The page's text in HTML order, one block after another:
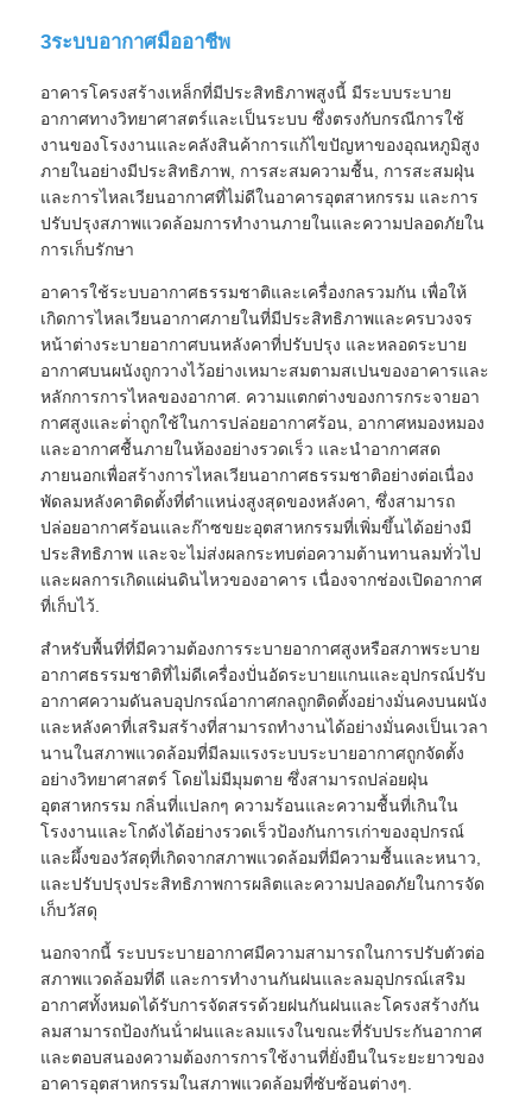
3ระบบอากาศมืออาชีพ
อาคารโครงสร้างเหล็กที่มีประสิทธิภาพสูงนี้ มีระบบระบาย
อากาศทางวิทยาศาสตร์และเป็นระบบ ซึ่งตรงกับกรณีการใช้
งานของโรงงานและคลังสินค้าการแก้ไขปัญหาของอุณหภูมิสูง
ภายในอย่างมีประสิทธิภาพ, การสะสมความชื้น, การสะสมฝุ่น
และการไหลเวียนอากาศที่ไม่ดีในอาคารอุตสาหกรรม และการ
ปรับปรุงสภาพแวดล้อมการทํางานภายในและความปลอดภัยใน
การเก็บรักษา
อาคารใช้ระบบอากาศธรรมชาติและเครื่องกลรวมกัน เพื่อให้
เกิดการไหลเวียนอากาศภายในที่มีประสิทธิภาพและครบวงจร
หน้าต่างระบายอากาศบนหลังคาที่ปรับปรุง และหลอดระบาย
อากาศบนผนังถูกวางไว้อย่างเหมาะสมตามสเปนของอาคารและ
หลักการการไหลของอากาศ. ความแตกต่างของการกระจายอา
กาศสูงและต่ําถูกใช้ในการปล่อยอากาศร้อน, อากาศหมองหมอง
และอากาศชื้นภายในห้องอย่างรวดเร็ว และนําอากาศสด
ภายนอกเพื่อสร้างการไหลเวียนอากาศธรรมชาติอย่างต่อเนื่อง
พัดลมหลังคาติดตั้งที่ตําแหน่งสูงสุดของหลังคา, ซึ่งสามารถ
ปล่อยอากาศร้อนและก๊าซขยะอุตสาหกรรมที่เพิ่มขึ้นได้อย่างมี
ประสิทธิภาพ และจะไม่ส่งผลกระทบต่อความต้านทานลมทั่วไป
และผลการเกิดแผ่นดินไหวของอาคาร เนื่องจากช่องเปิดอากาศ
ที่เก็บไว้.
สําหรับพื้นที่ที่มีความต้องการระบายอากาศสูงหรือสภาพระบาย
อากาศธรรมชาติที่ไม่ดีเครื่องปั่นอัดระบายแกนและอุปกรณ์ปรับ
อากาศความดันลบอุปกรณ์อากาศกลถูกติดตั้งอย่างมั่นคงบนผนัง
และหลังคาที่เสริมสร้างที่สามารถทํางานได้อย่างมั่นคงเป็นเวลา
นานในสภาพแวดล้อมที่มีลมแรงระบบระบายอากาศถูกจัดตั้ง
อย่างวิทยาศาสตร์ โดยไม่มีมุมตาย ซึ่งสามารถปล่อยฝุ่น
อุตสาหกรรม กลิ่นที่แปลกๆ ความร้อนและความชื้นที่เกินใน
โรงงานและโกดังได้อย่างรวดเร็วป้องกันการเก่าของอุปกรณ์
และผึ้งของวัสดุที่เกิดจากสภาพแวดล้อมที่มีความชื้นและหนาว,
และปรับปรุงประสิทธิภาพการผลิตและความปลอดภัยในการจัด
เก็บวัสดุ
นอกจากนี้ ระบบระบายอากาศมีความสามารถในการปรับตัวต่อ
สภาพแวดล้อมที่ดี และการทํางานกันฝนและลมอุปกรณ์เสริม
อากาศทั้งหมดได้รับการจัดสรรด้วยฝนกันฝนและโครงสร้างกัน
ลมสามารถป้องกันน้ําฝนและลมแรงในขณะที่รับประกันอากาศ
และตอบสนองความต้องการการใช้งานที่ยั่งยืนในระยะยาวของ
อาคารอุตสาหกรรมในสภาพแวดล้อมที่ซับซ้อนต่างๆ.